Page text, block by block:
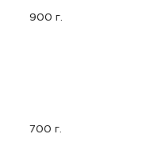
900 г.
700 г.